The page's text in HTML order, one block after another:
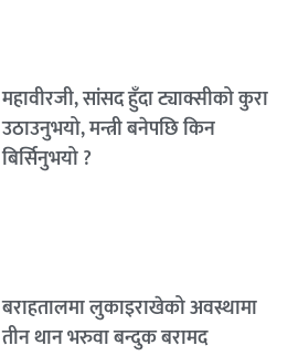
महावीरजी, सांसद हुँदा ट्याक्सीको कुरा
उठाउनुभयो, मन्त्री बनेपछि किन
बिर्सिनुभयो ?
बराहतालमा लुकाइराखेको अवस्थामा
तीन थान भरुवा बन्दुक बरामद